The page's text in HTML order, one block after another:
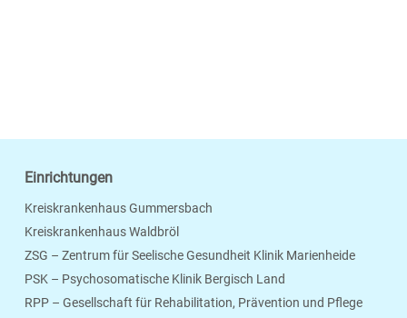
Einrichtungen
Kreiskrankenhaus Gummersbach
Kreiskrankenhaus Waldbröl
ZSG – Zentrum für Seelische Gesundheit Klinik Marienheide
PSK – Psychosomatische Klinik Bergisch Land
RPP – Gesellschaft für Rehabilitation, Prävention und Pflege